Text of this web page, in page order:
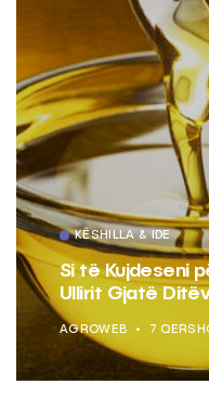
KËSHILLA & IDE
Si të Kujdeseni
Ullirit Gjatë
AGROWEB 7